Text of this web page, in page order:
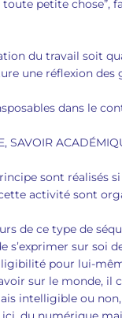
petite chose”,
du travail soit
une réflexion des
dans le
SAVOIR
sont réalisés
activité sont
de ce type de
s’exprimer sur soi
pour lui-
sur le monde, il
intelligible ou